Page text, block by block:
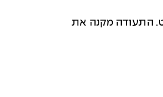
התעודה מקנה את